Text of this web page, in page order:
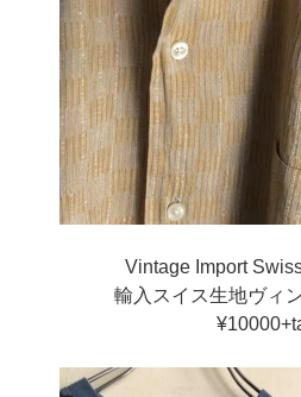
Vintage Import
輸入スイス生地ヴィ